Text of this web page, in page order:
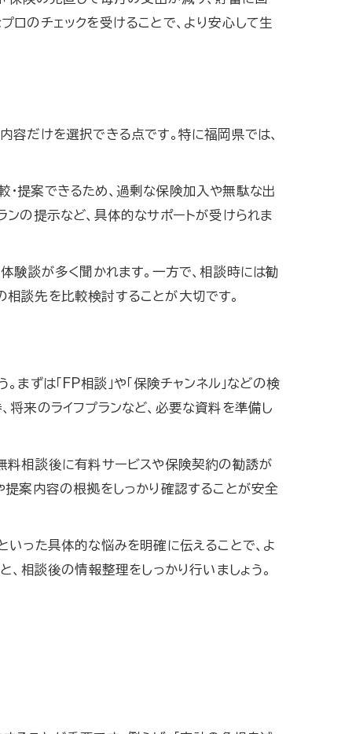
のチェックを受けることで、より安心して生
容だけを選択できる点です。特に福岡県では、
提案できるため、過剰な保険加入や無駄な出
の提示など、具体的なサポートが受けられま
験談が多く聞かれます。一方で、相談時には勧
談先を比較検討することが大切です。
ずは「FP相談」や「保険チャンネル」などの検
将来のライフプランなど、必要な資料を準備し
料相談後に有料サービスや保険契約の勧誘が
提案内容の根拠をしっかり確認することが安全
いった具体的な悩みを明確に伝えることで、よ
、相談後の情報整理をしっかり行いましょう。